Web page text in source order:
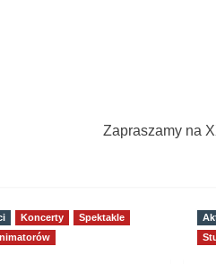
Zapraszamy na
Koncerty
Spektakle